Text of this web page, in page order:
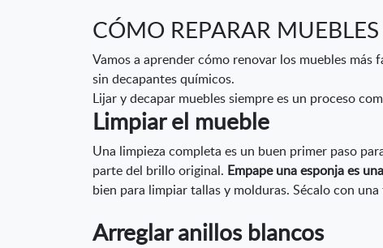
CÓMO REPARAR MUEBLES
Vamos a aprender cómo renovar los muebles
sin decapantes químicos.
Lijar y decapar muebles siempre es un proceso
Limpiar el mueble
Una limpieza completa es un buen primer paso
parte del brillo original. Empape una esponja es
bien para limpiar tallas y molduras. Sécalo con
Arreglar anillos blancos